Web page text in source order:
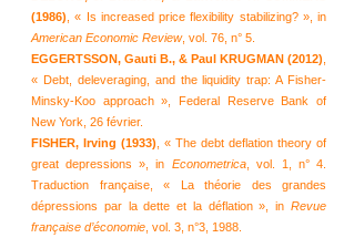
(1986) , « Is increased price flexibility stabilizing? », in
American Economic Review, vol. 76, n° 5.
EGGERTSSON, Gauti B., & Paul KRUGMAN (2012)
« Debt, deleveraging, and the liquidity trap: A Fisher-
Minsky-Koo approach », Federal Reserve Bank of
New York, 26 février.
FISHER, Irving (1933) , « The debt deflation theory of
great depressions », in Econometrica, vol. 1, n° 4.
Traduction française, « La théorie des grandes
dépressions par la dette et la déflation », in Revue
française d’économie , vol. 3, n°3, 1988.